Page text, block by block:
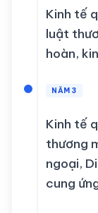
Kinh tế
luật
hoàn,
NĂM 3
Kinh tế
thương
ngoại,
cung